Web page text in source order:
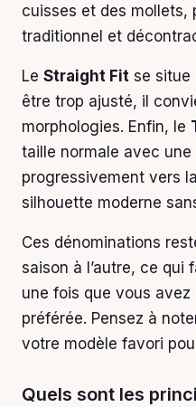
cuisses et des mollets,
traditionnel et
Le Straight Fit se situe
être trop ajusté, il
morphologies. Enfin, le
taille normale avec
progressivement vers
silhouette moderne
Ces dénominations
saison à l’autre, ce qui
une fois que vous
préférée. Pensez à
votre modèle favori
Quels sont les